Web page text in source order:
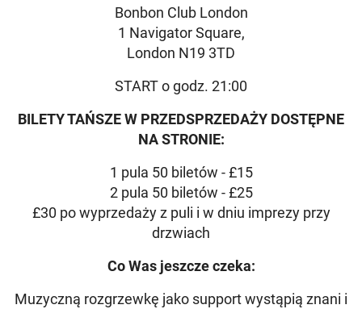
Bonbon Club London
1 Navigator Square,
London N19 3TD
START o godz. 21:00
BILETY TAŃSZE W PRZEDSPRZEDAŻY DOSTĘPNE
NA STRONIE:
1 pula 50 biletów - £15
2 pula 50 biletów - £25
£30 po wyprzedaży z puli i w dniu imprezy przy
drzwiach
Co Was jeszcze czeka:
Muzyczną rozgrzewkę jako support wystąpią znani i